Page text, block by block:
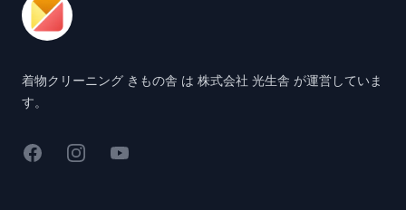
着物クリーニング きもの舎 は 株式会社 光生舎 が運営していま
す。
FacebookInstagramYouTube